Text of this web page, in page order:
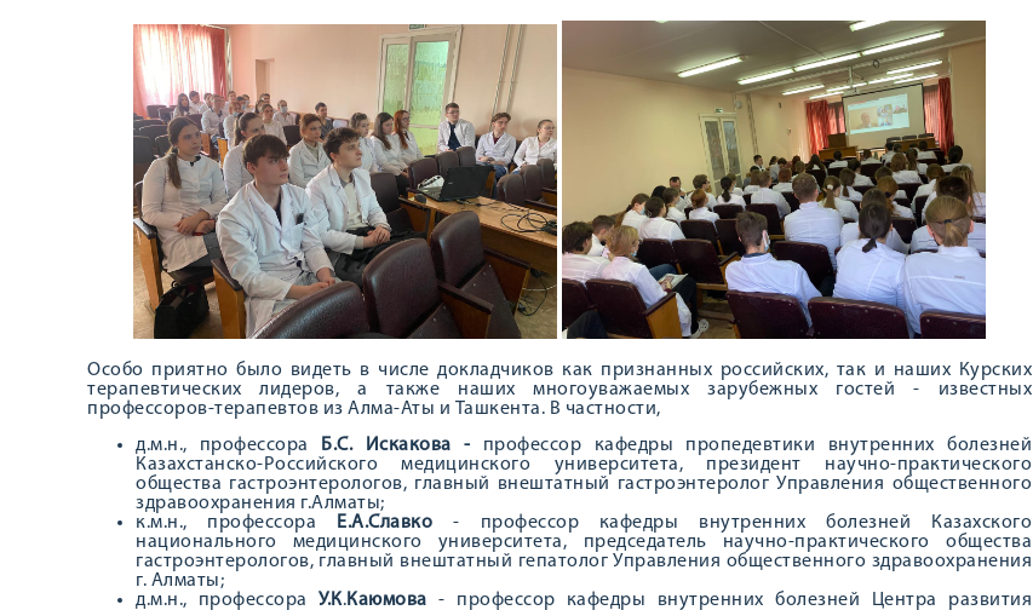
Особо приятно было видеть в числе докладчиков как признанных российских, так и наших Курских
терапевтических лидеров, а также наших многоуважаемых зарубежных гостей - известных
профессоров-терапевтов из Алма-Аты и Ташкента. В частности,
д.м.н., профессора Б.С. Искакова - профессор кафедры пропедевтики внутренних болезней
Казахстанско-Российского медицинского университета, президент научно-практического
общества гастроэнтерологов, главный внештатный гастроэнтеролог Управления общественного
здравоохранения г.Алматы;
к.м.н., профессора
Е.А.Славко - профессор кафедры внутренних болезней Казахского
национального медицинского университета, председатель научно-практического общества
гастроэнтерологов, главный внештатный гепатолог Управления общественного здравоохранения
г. Алматы;
д.м.н., профессораУ.К.Каюмова - профессор кафедры внутренних болезней Центра развития